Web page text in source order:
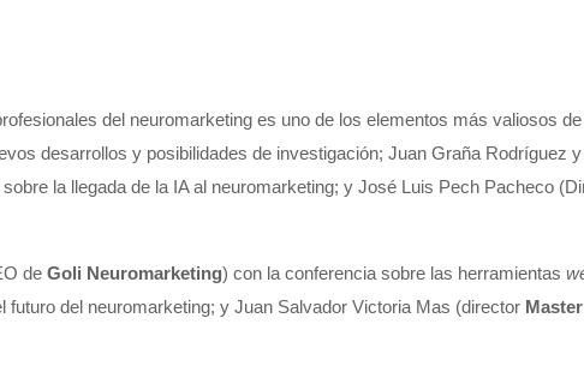
del neuromarketing es uno de los elementos más valiosos
desarrollos y posibilidades de investigación; Juan Graña Rodríguez
la llegada de la IA al neuromarketing; y José Luis Pech Pacheco
de Goli Neuromarketing) con la conferencia sobre las herramientas
del neuromarketing; y Juan Salvador Victoria Mas (director